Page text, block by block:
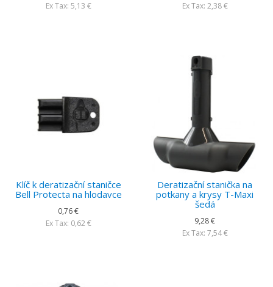
Ex Tax: 5,13 €
Ex Tax: 2,38 €
Klíč k deratizační staničce
Bell Protecta na hlodavce
0,76 €
Ex Tax: 0,62 €
Deratizační stanička na
potkany a krysy T-Maxi
šedá
9,28 €
Ex Tax: 7,54 €